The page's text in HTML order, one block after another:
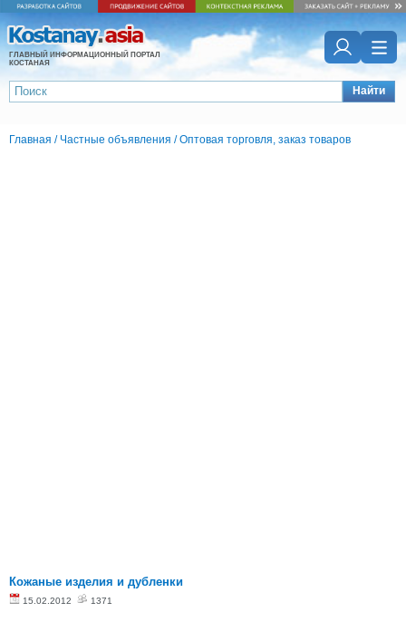
ГЛАВНЫЙ ИНФОРМАЦИОННЫЙ ПОРТАЛ
КОСТАНАЯ
Найти
Главная / Частные объявления /Оптовая торговля, заказ товаров
Кожаные изделия и дубленки
15.02.2012 1371